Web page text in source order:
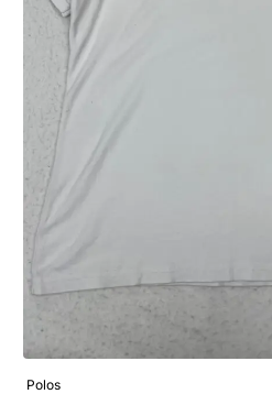
Polos